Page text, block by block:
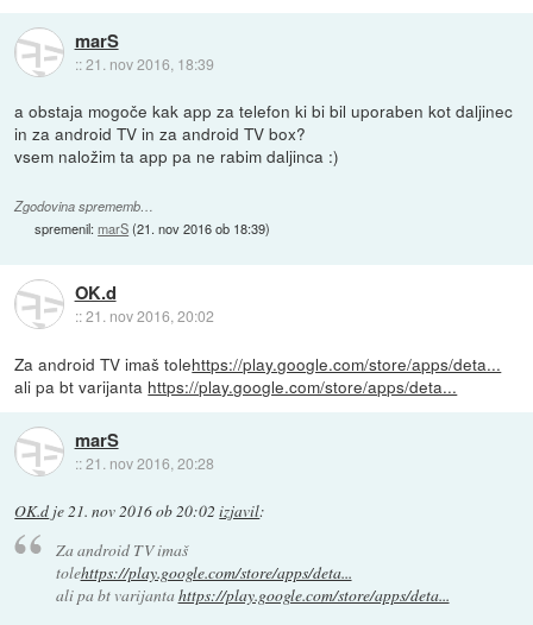
marS
::21. nov 2016, 18:39
a obstaja mogoče kak app za telefon ki bi bil uporaben kot daljinec
in za android TV in za android TV box?
vsem naložim ta app pa ne rabim daljinca :)
Zgodovina sprememb…
spremenil:marS(21. nov 2016 ob 18:39)
OK.d
::21. nov 2016, 20:02
Za android TV imaš tolehttps://play.google.com/store/apps/deta...
ali pa bt varijanta https://play.google.com/store/apps/deta...
marS
::21. nov 2016, 20:28
OK.d je 21. nov 2016 ob 20:02 izjavil:
Za android TV imaš
tolehttps://play.google.com/store/apps/deta...
ali pa bt varijantahttps://play.google.com/store/apps/deta...